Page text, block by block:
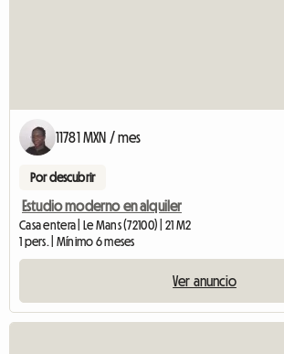
11781 MXN / mes
Por descubrir
Estudio moderno en alquiler
Casa entera | Le Mans (72100) | 21 M2
1 pers. | Mínimo 6 meses
Ver anuncio